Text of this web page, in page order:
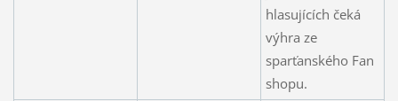
hlasujících čeká
výhra ze
sparťanského Fan
shopu.